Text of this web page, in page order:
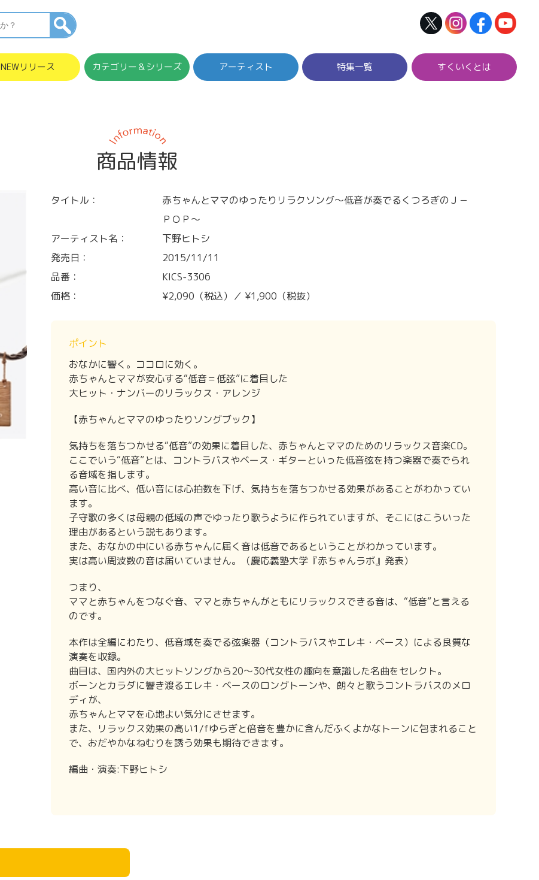
NEWリリース カテゴリー＆シリーズ アーティスト 特集一覧 すくいくとは
商品情報
タイトル：
赤ちゃんとママのゆったりリラクソング～低音が奏でるくつろぎのＪ－
ＰＯＰ～
アーティスト名：
下野ヒトシ
発売日：
2015/11/11
品番：
KICS-3306
価格：
¥2,090（税込）／ ¥1,900（税抜）
ポイント
おなかに響く。ココロに効く。
赤ちゃんとママが安心する“低音＝低弦”に着目した
大ヒット・ナンバーのリラックス・アレンジ
【赤ちゃんとママのゆったりソングブック】
気持ちを落ちつかせる“低音”の効果に着目した、赤ちゃんとママのためのリラックス音楽CD。
ここでいう“低音”とは、コントラバスやベース・ギターといった低音弦を持つ楽器で奏でられ
る音域を指します。
高い音に比べ、低い音には心拍数を下げ、気持ちを落ちつかせる効果があることがわかってい
ます。
子守歌の多くは母親の低域の声でゆったり歌うように作られていますが、そこにはこういった
理由があるという説もあります。
また、おなかの中にいる赤ちゃんに届く音は低音であるということがわかっています。
実は高い周波数の音は届いていません。（慶応義塾大学『赤ちゃんラボ』発表）
つまり、
ママと赤ちゃんをつなぐ音、ママと赤ちゃんがともにリラックスできる音は、“低音”と言える
のです。
本作は全編にわたり、低音域を奏でる弦楽器（コントラバスやエレキ・ベース）による良質な
演奏を収録。
曲目は、国内外の大ヒットソングから20〜30代女性の趣向を意識した名曲をセレクト。
ボーンとカラダに響き渡るエレキ・ベースのロングトーンや、朗々と歌うコントラバスのメロ
ディが、
赤ちゃんとママを心地よい気分にさせます。
また、リラックス効果の高い1/fゆらぎと倍音を豊かに含んだふくよかなトーンに包まれること
で、おだやかなねむりを誘う効果も期待できます。
編曲・演奏:下野ヒトシ